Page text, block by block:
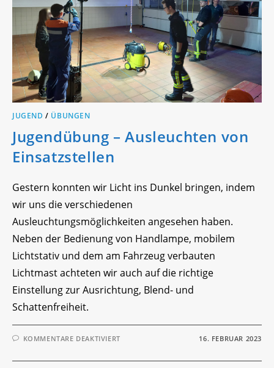
JUGEND / ÜBUNGEN
Jugendübung – Ausleuchten von
Einsatzstellen
Gestern konnten wir Licht ins Dunkel bringen, indem
wir uns die verschiedenen
Ausleuchtungsmöglichkeiten angesehen haben.
Neben der Bedienung von Handlampe, mobilem
Lichtstativ und dem am Fahrzeug verbauten
Lichtmast achteten wir auch auf die richtige
Einstellung zur Ausrichtung, Blend- und
Schattenfreiheit.
KOMMENTARE DEAKTIVIERTFÜR
AUSLEUCHTEN
16. FEBRUAR 2023